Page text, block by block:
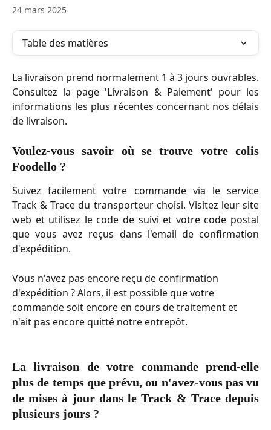
24 mars 2025
Table des matières
La livraison prend normalement 1 à 3 jours ouvrables.
Consultez la page 'Livraison & Paiement' pour les
informations les plus récentes concernant nos délais
de livraison.
Voulez-vous savoir où se trouve votre colis
Foodello ?
Suivez facilement votre commande via le service
Track & Trace du transporteur choisi. Visitez leur site
web et utilisez le code de suivi et votre code postal
que vous avez reçus dans l'email de confirmation
d'expédition.
Vous n'avez pas encore reçu de confirmation
d'expédition ? Alors, il est possible que votre
commande soit encore en cours de traitement et
n'ait pas encore quitté notre entrepôt.
La livraison de votre commande prend-elle
plus de temps que prévu, ou n'avez-vous pas vu
de mises à jour dans le Track & Trace depuis
plusieurs jours ?